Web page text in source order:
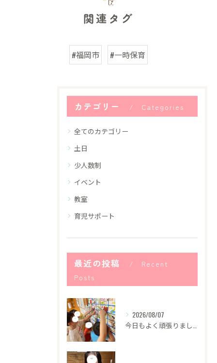
関連タグ
#福岡市 #一時保育
カテゴリー Categories
全てのカテゴリー
土日
少人数制
イベント
教室
育児サポート
最近の投稿
Recent
Posts
2026/08/07